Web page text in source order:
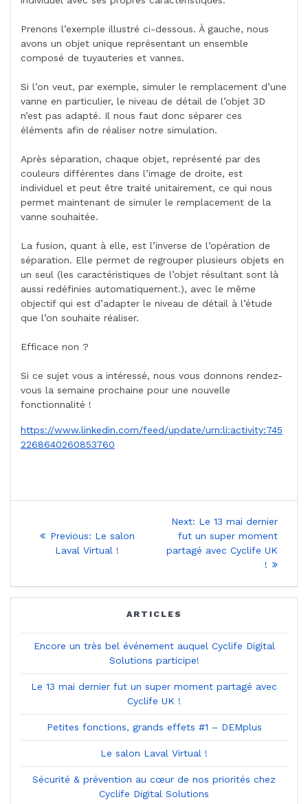
Prenons l’exemple illustré ci-dessous. À gauche, nous
avons un objet unique représentant un ensemble
composé de tuyauteries et vannes.
Si l’on veut, par exemple, simuler le remplacement d’une
vanne en particulier, le niveau de détail de l’objet 3D
n’est pas adapté. Il nous faut donc séparer ces
éléments afin de réaliser notre simulation.
Après séparation, chaque objet, représenté par des
couleurs différentes dans l’image de droite, est
individuel et peut être traité unitairement, ce qui nous
permet maintenant de simuler le remplacement de la
vanne souhaitée.
La fusion, quant à elle, est l’inverse de l’opération de
séparation. Elle permet de regrouper plusieurs objets en
un seul (les caractéristiques de l’objet résultant sont là
aussi redéfinies automatiquement.), avec le même
objectif qui est d’adapter le niveau de détail à l’étude
que l’on souhaite réaliser.
Efficace non ?
Si ce sujet vous a intéressé, nous vous donnons rendez-
vous la semaine prochaine pour une nouvelle
fonctionnalité !
https://www.linkedin.com/feed/update/urn:li:activity:745
2268640260853760
Previous: Previous
post:
Le salon
Laval Virtual !
Next: Next
post:
Le 13 mai dernier
fut un super moment
partagé avec Cyclife UK
!
ARTICLES
Encore un très bel événement auquel Cyclife Digital
Solutions participe!
Le 13 mai dernier fut un super moment partagé avec
Cyclife UK !
Petites fonctions, grands effets #1 – DEMplus
Le salon Laval Virtual !
Sécurité & prévention au cœur de nos priorités chez
Cyclife Digital Solutions